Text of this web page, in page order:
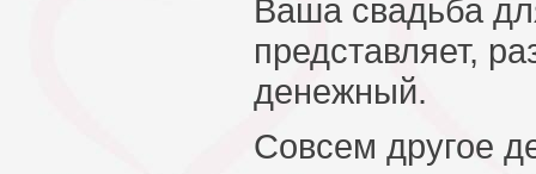
Ваша свадьба
представляет,
денежный.
Совсем другое